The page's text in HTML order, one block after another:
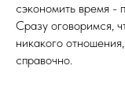
сэкономить время -
Сразу оговоримся,
никакого
справочно.